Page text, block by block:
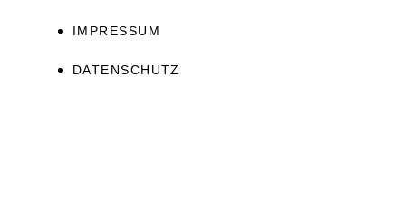
IMPRESSUM
DATENSCHUTZ